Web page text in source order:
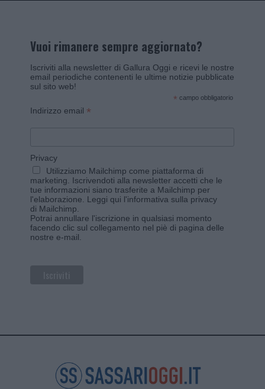
Vuoi rimanere sempre aggiornato?
Iscriviti alla newsletter di Gallura Oggi e ricevi le nostre
email periodiche contenenti le ultime notizie pubblicate
sul sito web!
* campo obbligatorio
Indirizzo email *
Privacy
Utilizziamo Mailchimp come piattaforma di
marketing. Iscrivendoti alla newsletter accetti che le
tue informazioni siano trasferite a Mailchimp per
l'elaborazione. Leggi qui l'informativa sulla privacy
di Mailchimp
Potrai annullare l'iscrizione in qualsiasi momento
facendo clic sul collegamento nel piè di pagina delle
nostre e-mail.